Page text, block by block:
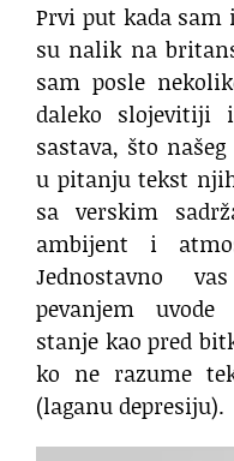
Prvi put kada
su nalik na
sam posle
daleko
sastava, što
u pitanju tekst
sa verskim
ambijent i
Jednostavno
pevanjem
stanje kao pred
ko ne razume
(laganu depresiju).